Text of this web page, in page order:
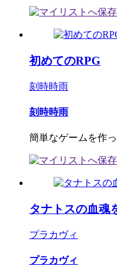
初めてのRPG
刻時時雨
刻時時雨
簡単なゲームを作っ
タナトスの血魂
プラカヴィ
プラカヴィ